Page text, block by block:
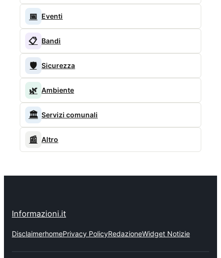
📅 Eventi
📋 Bandi
🛡️ Sicurezza
🌿 Ambiente
🏛️ Servizi comunali
📰 Altro
Informazioni.it
DisclaimerhomePrivacy PolicyRedazioneWidget Notizie